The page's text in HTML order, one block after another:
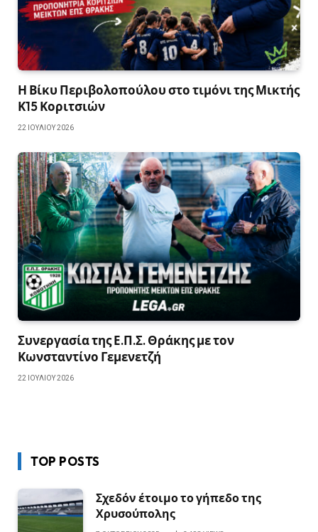
Η Βίκυ Περιβολοπούλου στο τιμόνι της Μικτής
Κ15 Κοριτσιών
22 ΙΟΥΛΊΟΥ 2026
Συνεργασία της Ε.Π.Σ. Θράκης με τον
Κωνσταντίνο Γεμενετζή
22 ΙΟΥΛΊΟΥ 2026
TOP POSTS
Σχεδόν έτοιμο το γήπεδο της
Χρυσούπολης